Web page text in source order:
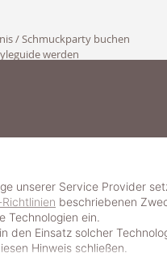
/ Schmuckparty buchen
werden
unserer Service Provider
beschriebenen
Technologien ein.
den Einsatz solcher
Hinweis schließen.